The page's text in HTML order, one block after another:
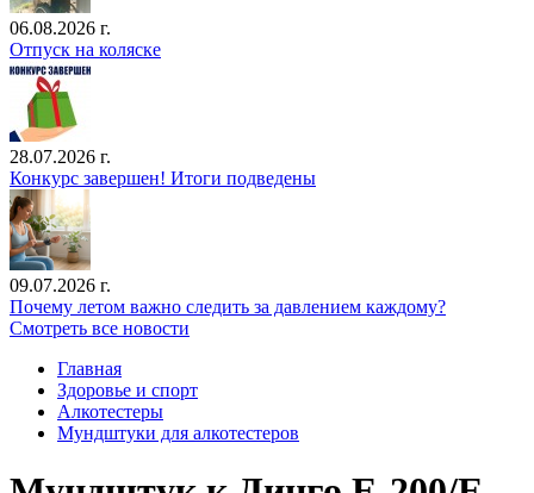
06.08.2026 г.
Отпуск на коляске
28.07.2026 г.
Конкурс завершен! Итоги подведены
09.07.2026 г.
Почему летом важно следить за давлением каждому?
Смотреть все новости
Главная
Здоровье и спорт
Алкотестеры
Мундштуки для алкотестеров